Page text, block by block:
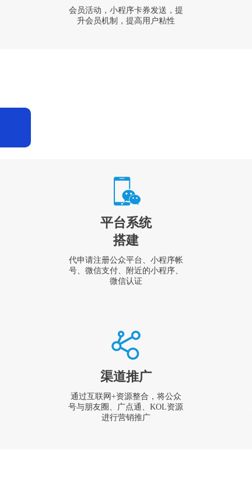
会员活动，小程序卡券发送，提
升会员机制，提高用户粘性
平台系统
搭建
代申请注册公众平台、小程序帐
号、微信支付、附近的小程序、
微信认证
渠道推广
通过互联网+资源整合，将公众
号与朋友圈、广点通、KOL资源
进行营销推广